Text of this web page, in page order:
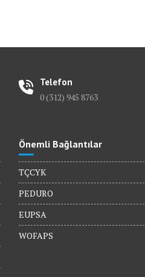
Telefon
0 (312) 945 8763
Önemli Bağlantılar
TÇCYK
PEDURO
EUPSA
WOFAPS